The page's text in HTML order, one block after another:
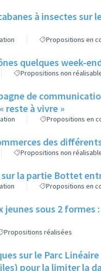
à insectes sur
Propositions en
quelques week-
Propositions non
de
reste à vivre »
Propositions en
des
Propositions non
la partie Bottet
Propositions en
jeunes sous 2 formes
Propositions réalisées
sur le Parc
pour la limiter la